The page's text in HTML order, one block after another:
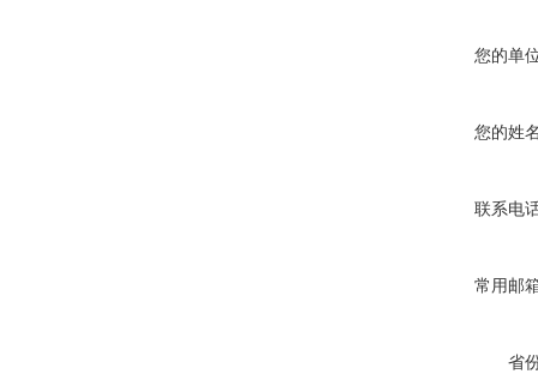
您的单
您的姓
联系电
常用邮
省